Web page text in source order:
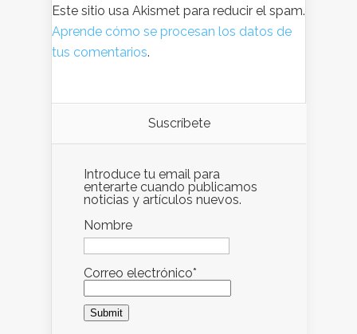
Este sitio usa Akismet para reducir el spam.
Aprende cómo se procesan los datos de
tus comentarios.
Suscríbete
Introduce tu email para
enterarte cuando publicamos
noticias y artículos nuevos.
Nombre
Correo electrónico*